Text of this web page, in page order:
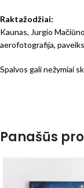
Raktažodžiai:
Kaunas, Jurgio
aerofotografija,
Spalvos gali nežymiai
Panašūs